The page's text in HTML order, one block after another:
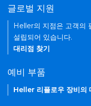
글로벌 지원
Heller의 지점은 고객의
설립되어 있습니다.
대리점 찾기
예비 부품
Heller 리플로우 장비의